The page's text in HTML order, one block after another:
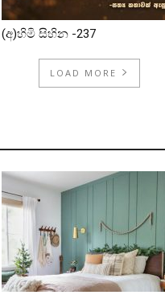
(අ)හිමි සිහින -237
LOAD MORE